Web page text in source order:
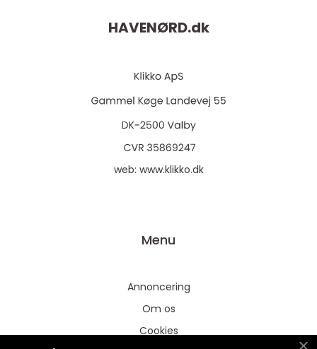
HAVENØRD.dk
web: www.klikko.dk
Menu
Annoncering
Om os
Cookies